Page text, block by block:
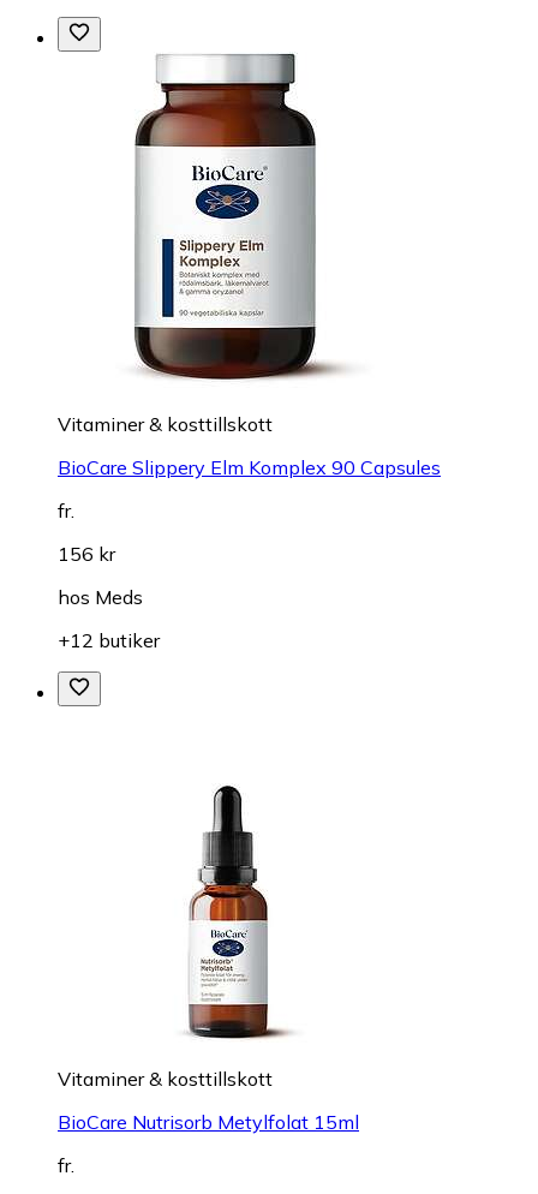
Vitaminer & kosttillskott
BioCare Slippery Elm Komplex 90 Capsules
fr.
156 kr
hos Meds
+12 butiker
Vitaminer & kosttillskott
BioCare Nutrisorb Metylfolat 15ml
fr.